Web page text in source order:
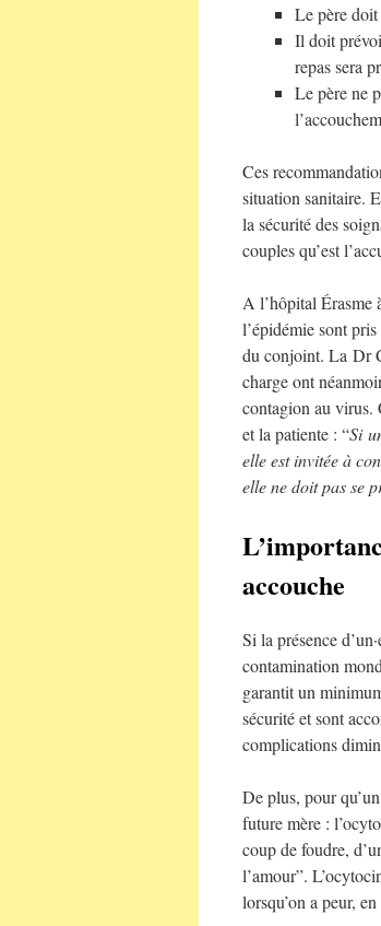
Le père
Il doit
repas sera
Le père ne
Ces
situation sanitaire.
la sécurité des
couples qu’est
A l’hôpital Érasme
l’épidémie sont
du conjoint. La Dr
charge ont
contagion au virus.
et la patiente : “Si
elle est invitée à
elle ne doit pas se
accouche
Si la présence
contamination
garantit un
sécurité et sont
complications
De plus, pour
future mère :
coup de foudre,
l’amour”.
lorsqu’on a peur,